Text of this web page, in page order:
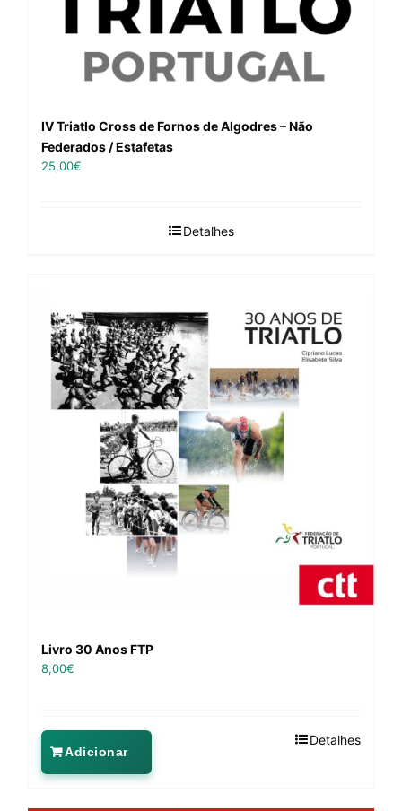
IV Triatlo Cross de Fornos de Algodres – Não
Federados / Estafetas
25,00€
Detalhes
Livro 30 Anos FTP
8,00€
Adicionar
Detalhes